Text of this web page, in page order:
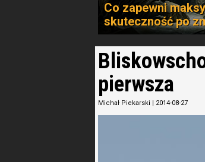
Co zapewni
skuteczność po
pierwsza
Michał Piekarski | 2014-08-27